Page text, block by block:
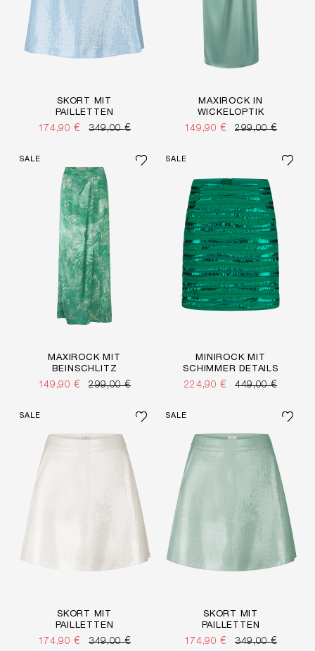
SKORT MIT
PAILLETTEN
174,90 € 349,00 €
MAXIROCK IN
WICKELOPTIK
149,90 € 299,00 €
SALE
MAXIROCK MIT
BEINSCHLITZ
149,90 € 299,00 €
SALE
MINIROCK MIT
SCHIMMER DETAILS
224,90 € 449,00 €
SALE
SKORT MIT
PAILLETTEN
174,90 € 349,00 €
SALE
SKORT MIT
PAILLETTEN
174,90 € 349,00 €